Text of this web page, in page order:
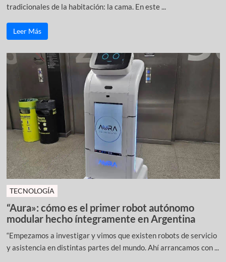
tradicionales de la habitación: la cama. En este ...
Leer Más
TECNOLOGÍA
“Aura»: cómo es el primer robot autónomo
modular hecho íntegramente en Argentina
“Empezamos a investigar y vimos que existen robots de servicio
y asistencia en distintas partes del mundo. Ahí arrancamos con ...